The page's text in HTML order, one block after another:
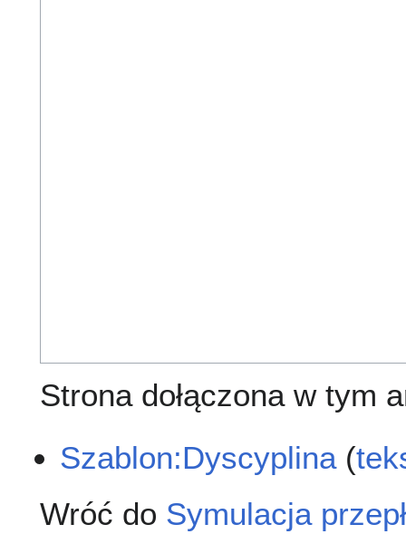
Strona dołączona w tym
Szablon:Dyscyplina (
Wróć do Symulacja